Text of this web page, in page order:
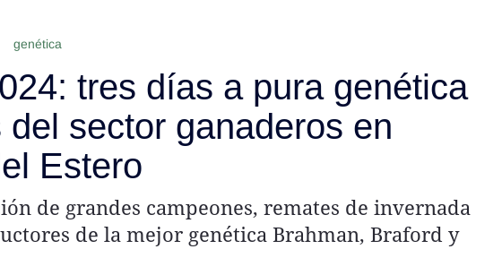
genética
tres días a pura genética
sector ganaderos en
Estero
de grandes campeones, remates de invernada
de la mejor genética Brahman, Braford y